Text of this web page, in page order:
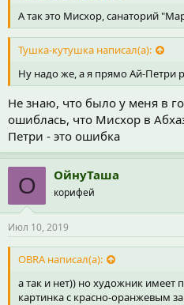
А так это Мисхор, санаторий
Тушка-кутушка написал(а):
Ну надо же, а я прямо Ай-Петри
Не знаю, что было у меня в
ошиблась, что Мисхор в
Петри - это ошибка
О ОйнуТаша
корифей
Июл 10, 2019
OBRA написал(а):
а так и нет)) но художник имеет
картинка с красно-оранжевым